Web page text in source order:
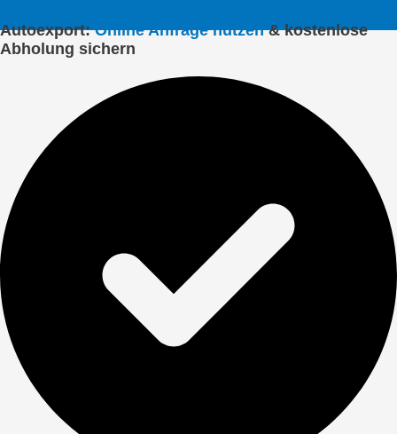
Autoexport:Online Anfrage nutzen& kostenlose
Abholung sichern